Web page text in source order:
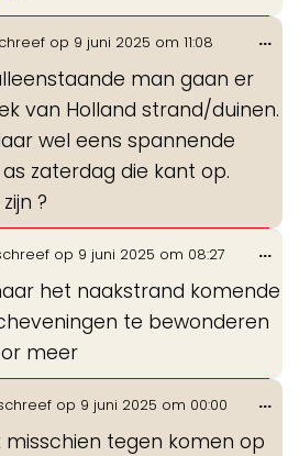
op 9 juni 2025 om 11:08
man gaan er
van Holland strand/duinen.
wel eens spannende
zaterdag die kant op.
?
...
op 9 juni 2025 om 08:27
het naakstrand komende
te bewonderen
meer
...
op 9 juni 2025 om 00:00
misschien tegen komen op
...